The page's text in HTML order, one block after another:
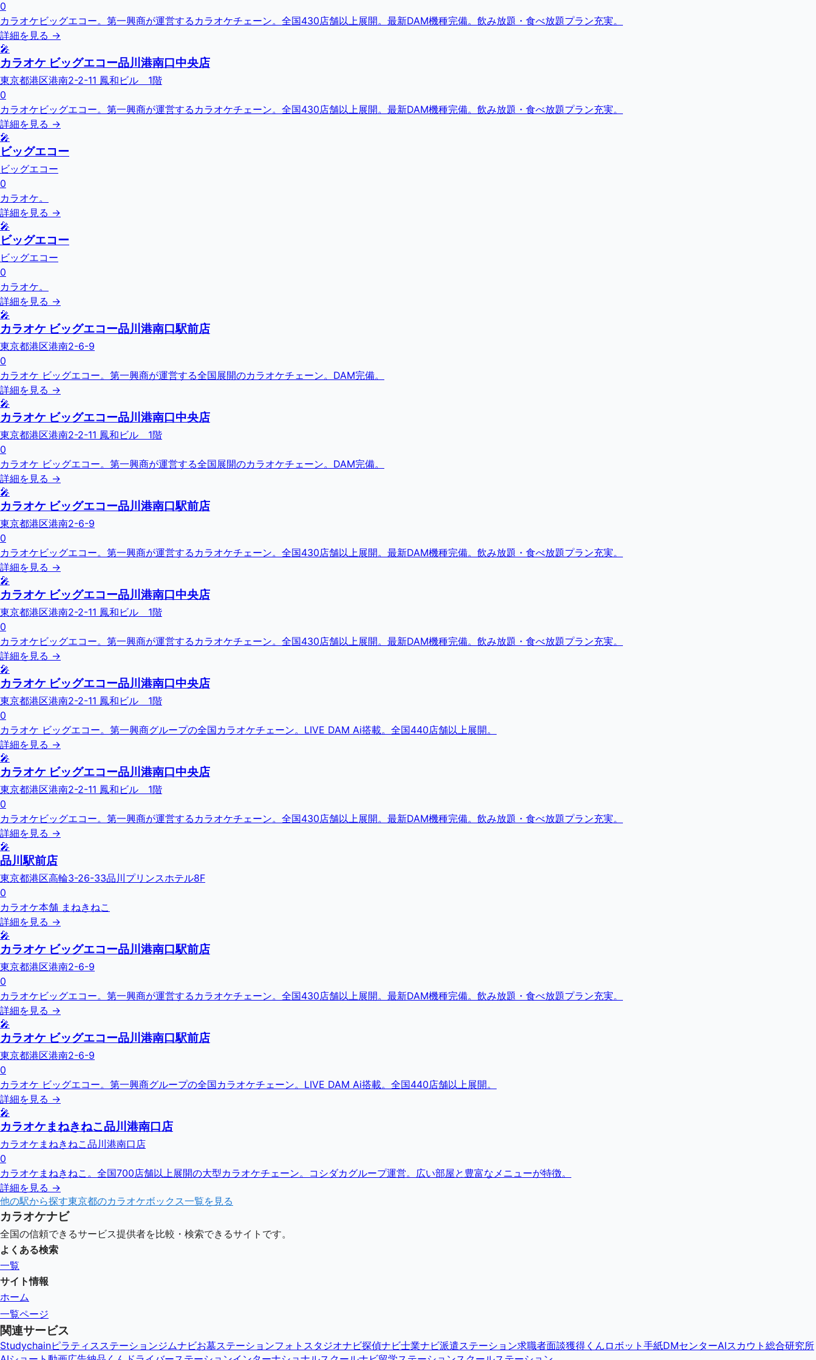
0
カラオケビッグエコー。第一興商が運営するカラオケチェーン。全国430店舗以上展開。最新DAM機種完備。飲み放題・食べ放題プラン充実。
詳細を見る →
🎤
カラオケ ビッグエコー品川港南口中央店
東京都港区港南2-2-11 鳳和ビル 1階
0
カラオケビッグエコー。第一興商が運営するカラオケチェーン。全国430店舗以上展開。最新DAM機種完備。飲み放題・食べ放題プラン充実。
詳細を見る →
🎤
ビッグエコー
ビッグエコー
0
カラオケ。
詳細を見る →
🎤
ビッグエコー
ビッグエコー
0
カラオケ。
詳細を見る →
🎤
カラオケ ビッグエコー品川港南口駅前店
東京都港区港南2-6-9
0
カラオケ ビッグエコー。第一興商が運営する全国展開のカラオケチェーン。DAM完備。
詳細を見る →
🎤
カラオケ ビッグエコー品川港南口中央店
東京都港区港南2-2-11 鳳和ビル 1階
0
カラオケ ビッグエコー。第一興商が運営する全国展開のカラオケチェーン。DAM完備。
詳細を見る →
🎤
カラオケ ビッグエコー品川港南口駅前店
東京都港区港南2-6-9
0
カラオケビッグエコー。第一興商が運営するカラオケチェーン。全国430店舗以上展開。最新DAM機種完備。飲み放題・食べ放題プラン充実。
詳細を見る →
🎤
カラオケ ビッグエコー品川港南口中央店
東京都港区港南2-2-11 鳳和ビル 1階
0
カラオケビッグエコー。第一興商が運営するカラオケチェーン。全国430店舗以上展開。最新DAM機種完備。飲み放題・食べ放題プラン充実。
詳細を見る →
🎤
カラオケ ビッグエコー品川港南口中央店
東京都港区港南2-2-11 鳳和ビル 1階
0
カラオケ ビッグエコー。第一興商グループの全国カラオケチェーン。LIVE DAM Ai搭載。全国440店舗以上展開。
詳細を見る →
🎤
カラオケ ビッグエコー品川港南口中央店
東京都港区港南2-2-11 鳳和ビル 1階
0
カラオケビッグエコー。第一興商が運営するカラオケチェーン。全国430店舗以上展開。最新DAM機種完備。飲み放題・食べ放題プラン充実。
詳細を見る →
🎤
品川駅前店
東京都港区高輪3-26-33品川プリンスホテル8F
0
カラオケ本舗 まねきねこ
詳細を見る →
🎤
カラオケ ビッグエコー品川港南口駅前店
東京都港区港南2-6-9
0
カラオケビッグエコー。第一興商が運営するカラオケチェーン。全国430店舗以上展開。最新DAM機種完備。飲み放題・食べ放題プラン充実。
詳細を見る →
🎤
カラオケ ビッグエコー品川港南口駅前店
東京都港区港南2-6-9
0
カラオケ ビッグエコー。第一興商グループの全国カラオケチェーン。LIVE DAM Ai搭載。全国440店舗以上展開。
詳細を見る →
🎤
カラオケまねきねこ品川港南口店
カラオケまねきねこ品川港南口店
0
カラオケまねきねこ。全国700店舗以上展開の大型カラオケチェーン。コシダカグループ運営。広い部屋と豊富なメニューが特徴。
詳細を見る →
他の駅から探す東京都のカラオケボックス一覧を見る
カラオケナビ
全国の信頼できるサービス提供者を比較・検索できるサイトです。
よくある検索
一覧
サイト情報
ホーム
一覧ページ
関連サービス
Studychainピラティスステーションジムナビお墓ステーションフォトスタジオナビ探偵ナビ士業ナビ派遣ステーション求職者面談獲得くん ロボット手紙DMセンターAIスカウト総合研究所